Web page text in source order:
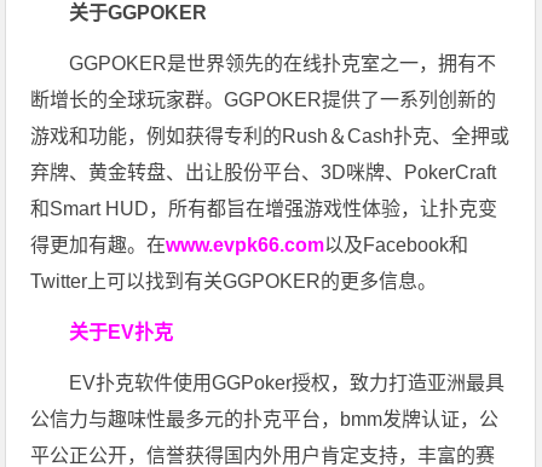
关于GGPOKER
GGPOKER是世界领先的在线扑克室之一，拥有不
断增长的全球玩家群。GGPOKER提供了一系列创新的
游戏和功能，例如获得专利的Rush＆Cash扑克、全押或
弃牌、黄金转盘、出让股份平台、3D咪牌、PokerCraft
和Smart HUD，所有都旨在增强游戏性体验，让扑克变
得更加有趣。在www.evpk66.com以及Facebook和
Twitter上可以找到有关GGPOKER的更多信息。
关于EV扑克
EV扑克软件使用GGPoker授权，致力打造亚洲最具
公信力与趣味性最多元的扑克平台，bmm发牌认证，公
平公正公开，信誉获得国内外用户肯定支持，丰富的赛